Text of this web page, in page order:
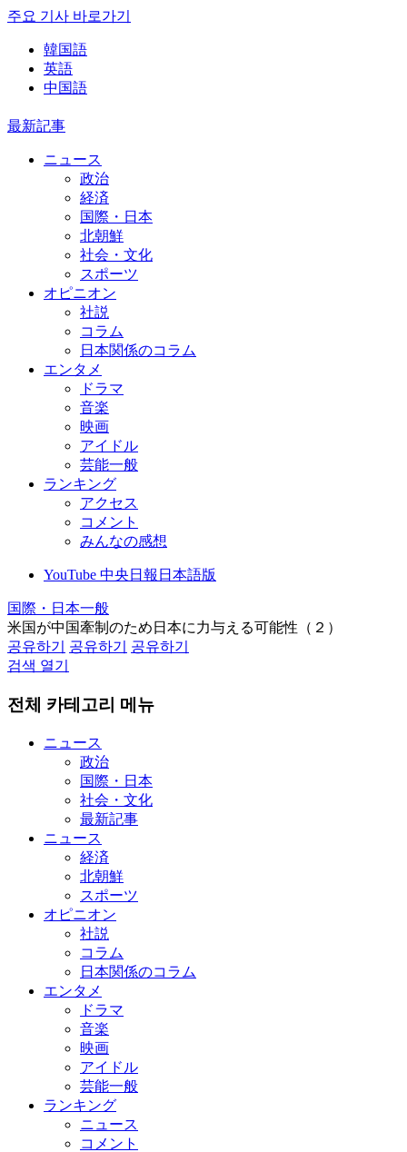
주요 기사 바로가기
韓国語
英語
中国語
最新記事
ニュース
政治
経済
国際・日本
北朝鮮
社会・文化
スポーツ
オピニオン
社説
コラム
日本関係のコラム
エンタメ
ドラマ
音楽
映画
アイドル
芸能一般
ランキング
アクセス
コメント
みんなの感想
YouTube 中央日報日本語版
国際・日本一般
米国が中国牽制のため日本に力与える可能性（２）
공유하기
공유하기
공유하기
검색 열기
전체 카테고리 메뉴
ニュース
政治
国際・日本
社会・文化
最新記事
ニュース
経済
北朝鮮
スポーツ
オピニオン
社説
コラム
日本関係のコラム
エンタメ
ドラマ
音楽
映画
アイドル
芸能一般
ランキング
ニュース
コメント